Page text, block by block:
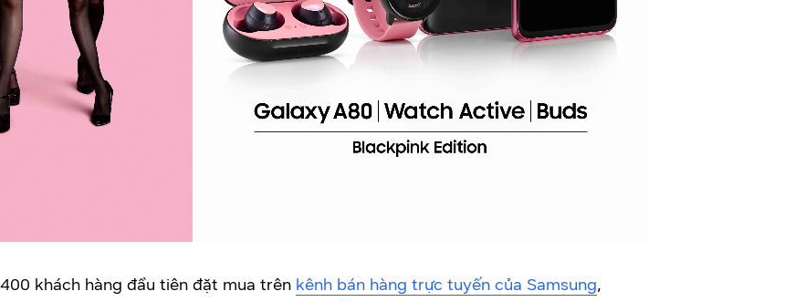
khách hàng đầu tiên đặt mua trên kênh bán hàng trực tuyến của Samsung,